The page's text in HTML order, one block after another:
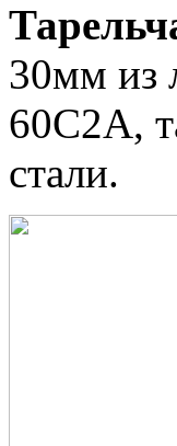
30мм из
60С2А,
стали.